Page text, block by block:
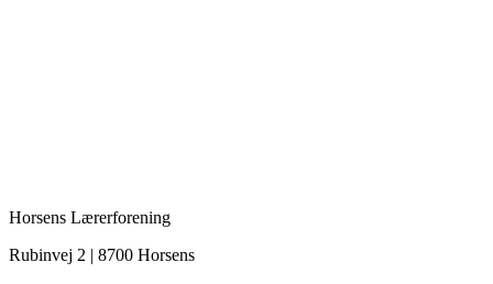
Horsens Lærerforening
Rubinvej 2 | 8700 Horsens